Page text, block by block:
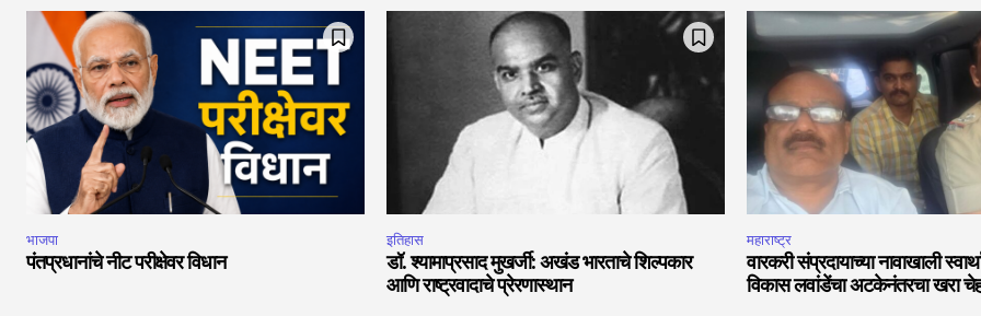
भाजपा
पंतप्रधानांचे नीट परीक्षेवर विधान
इतिहास
डॉ. श्यामाप्रसाद मुखर्जी: अखंड भारताचे शिल्पकार
आणि राष्ट्रवादाचे प्रेरणास्थान
महाराष्ट्र
वारकरी संप्रदायाच्या नावाखाली
विकास लवांडेंचा अटकेनंतरचा खरा